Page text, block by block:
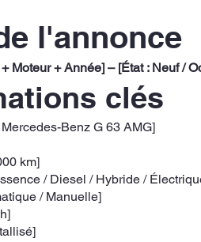
l'annonce
Moteur + Année] – [État : Neuf /
clés
Benz G 63 AMG]
km]
/ Diesel / Hybride /
/ Manuelle]